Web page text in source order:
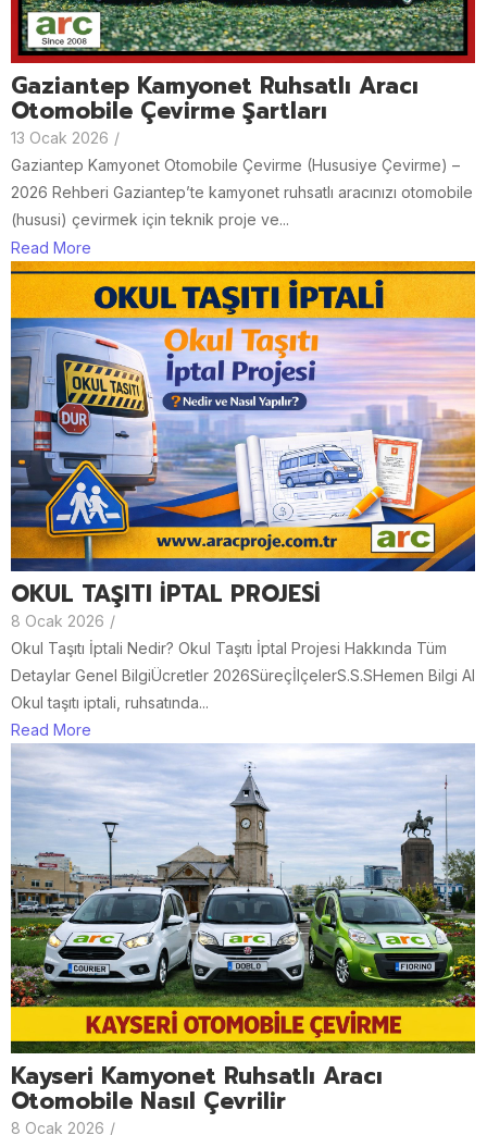
Gaziantep Kamyonet Ruhsatlı Aracı
Otomobile Çevirme Şartları
13 Ocak 2026 /
Gaziantep Kamyonet Otomobile Çevirme (Hususiye Çevirme) –
2026 Rehberi Gaziantep’te kamyonet ruhsatlı aracınızı otomobile
(hususi) çevirmek için teknik proje ve...
Read More
OKUL TAŞITI İPTAL PROJESİ
8 Ocak 2026 /
Okul Taşıtı İptali Nedir? Okul Taşıtı İptal Projesi Hakkında Tüm
Detaylar Genel BilgiÜcretler 2026SüreçİlçelerS.S.SHemen Bilgi Al
Okul taşıtı iptali, ruhsatında...
Read More
Kayseri Kamyonet Ruhsatlı Aracı
Otomobile Nasıl Çevrilir
8 Ocak 2026 /